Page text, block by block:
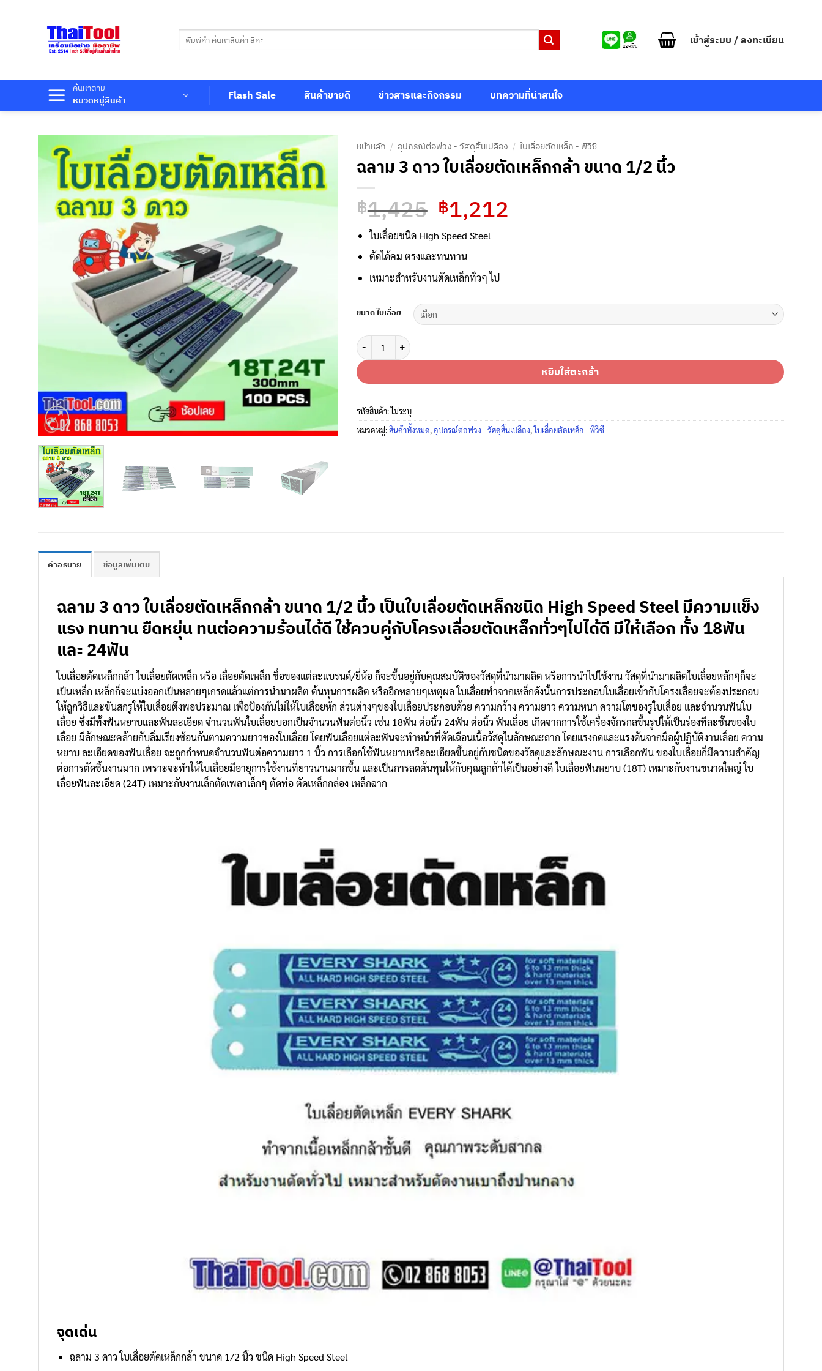
เข้าสู่ระบบ / ลงทะเบียน
ค้นหาตาม
หมวดหมู่สินค้า Flash Sale สินค้าขายดี ข่าวสารและกิจกรรม บทความที่น่าสนใจ
หน้าหลัก / อุปกรณ์ต่อพ่วง - วัสดุสิ้นเปลือง / ใบเลื่อยตัดเหล็ก - พีวีซี
ฉลาม 3 ดาว ใบเลื่อยตัดเหล็กกล้า ขนาด 1/2 นิ้ว
฿1,425 Original
price
was:
฿1,425.
฿1,212
ใบเลื่อยชนิด High Speed Steel
ตัดได้คม ตรงและทนทาน
เหมาะสำหรับงานตัดเหล็กทั่วๆ ไป
ขนาด ใบเลื่อย
จำนวน ฉลาม 3 ดาว ใบเลื่อยตัดเหล็กกล้า ขนาด 1/2 นิ้ว ชิ้น
หยิบใส่ตะกร้า
รหัสสินค้า:ไม่ระบุ
หมวดหมู่:สินค้าทั้งหมด,อุปกรณ์ต่อพ่วง - วัสดุสิ้นเปลือง,ใบเลื่อยตัดเหล็ก - พีวีซี
คำอธิบาย ข้อมูลเพิ่มเติม
ฉลาม 3 ดาว ใบเลื่อยตัดเหล็กกล้า ขนาด 1/2 นิ้ว เป็นใบเลื่อยตัดเหล็กชนิด High Speed Steel มีความแข็ง
แรง ทนทาน ยืดหยุ่น ทนต่อความร้อนได้ดี ใช้ควบคู่กับโครงเลื่อยตัดเหล็กทั่วๆไปได้ดี มีให้เลือก ทั้ง 18ฟัน
และ 24ฟัน
ใบเลื่อยตัดเหล็กกล้า ใบเลื่อยตัดเหล็ก หรือ เลื่อยตัดเหล็ก ชื่อของแต่ละแบรนด์/ยี่ห้อ ก็จะขึ้นอยู่กับคุณสมบัติของวัสดุที่นำมาผลิต หรือการนำไปใช้งาน วัสดุที่นำมาผลิตใบเลื่อยหลักๆก็จะ
เป็นเหล็ก เหล็กก็จะแบ่งออกเป็นหลายๆเกรดแล้วแต่การนำมาผลิต ต้นทุนการผลิต หรืออีกหลายๆเหตุผล ใบเลื่อยทำจากเหล็กดังนั้นการประกอบใบเลื่อยเข้ากับโครงเลื่อยจะต้องประกอบ
ให้ถูกวิธีและขันสกรูให้ใบเลื่อยตึงพอประมาณ เพื่อป้องกันไม่ให้ใบเลื่อยหัก ส่วนต่างๆของใบเลื่อยประกอบด้วย ความกว้าง ความยาว ความหนา ความโตของรูใบเลื่อย และจำนวนฟันใบ
เลื่อย ซึ่งมีทั้งฟันหยาบและฟันละเอียด จำนวนฟันใบเลื่อยบอกเป็นจำนวนฟันต่อนิ้ว เช่น 18ฟัน ต่อนิ้ว 24ฟัน ต่อนิ้ว ฟันเลื่อย เกิดจากการใช้เครื่องจักรกลขึ้นรูปให้เป็นร่องทีละชั้นของใบ
เลื่อย มีลักษณะคล้ายกับลิ่มเรียงซ้อนกันตามความยาวของใบเลื่อย โดยฟันเลื่อยแต่ละฟันจะทำหน้าที่ตัดเฉือนเนื้อวัสดุในลักษณะถาก โดยแรงกดและแรงดันจากมือผู้ปฏิบัติงานเลื่อย ความ
หยาบ ละเอียดของฟันเลื่อย จะถูกกำหนดจำนวนฟันต่อความยาว 1 นิ้ว การเลือกใช้ฟันหยาบหรือละเอียดขึ้นอยู่กับชนิดของวัสดุและลักษณะงาน การเลือกฟัน ของใบเลื่อยก็มีความสำคัญ
ต่อการตัดชิ้นงานมาก เพราะจะทำให้ใบเลื่อยมีอายุการใช้งานที่ยาวนานมากขึ้น และเป็นการลดต้นทุนให้กับคุณลูกค้าได้เป็นอย่างดี ใบเลื่อยฟันหยาบ (18T) เหมาะกับงานขนาดใหญ่ ใบ
เลื่อยฟันละเอียด (24T) เหมาะกับงานเล็กตัดเพลาเล็กๆ ตัดท่อ ตัดเหล็กกล่อง เหล็กฉาก
จุดเด่น
ฉลาม 3 ดาว ใบเลื่อยตัดเหล็กกล้า ขนาด 1/2 นิ้ว ชนิด High Speed Steel